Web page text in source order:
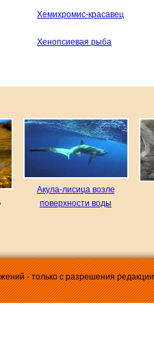
Хемихромис-красавец
Хенопсиевая рыба
Акула-лисица возле
поверхности воды
- только с разрешения